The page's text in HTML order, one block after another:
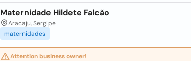
Maternidade Hildete Falcão
Aracaju, Sergipe
maternidades
Attention business owner!